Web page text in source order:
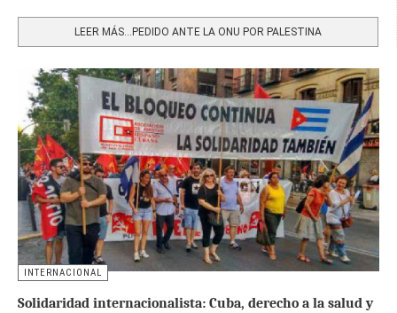
LEER MÁS…PEDIDO ANTE LA ONU POR PALESTINA
INTERNACIONAL
Solidaridad internacionalista: Cuba, derecho a la salud y